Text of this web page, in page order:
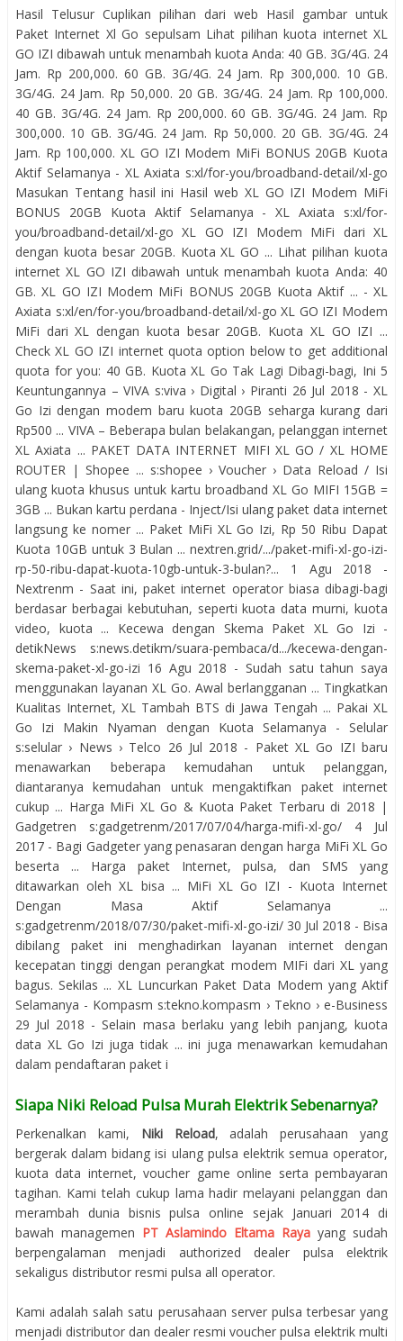
Hasil Telusur Cuplikan pilihan dari web Hasil gambar untuk
Paket Internet Xl Go sepulsam Lihat pilihan kuota internet XL
GO IZI dibawah untuk menambah kuota Anda: 40 GB. 3G/4G. 24
Jam. Rp 200,000. 60 GB. 3G/4G. 24 Jam. Rp 300,000. 10 GB.
3G/4G. 24 Jam. Rp 50,000. 20 GB. 3G/4G. 24 Jam. Rp 100,000.
40 GB. 3G/4G. 24 Jam. Rp 200,000. 60 GB. 3G/4G. 24 Jam. Rp
300,000. 10 GB. 3G/4G. 24 Jam. Rp 50,000. 20 GB. 3G/4G. 24
Jam. Rp 100,000. XL GO IZI Modem MiFi BONUS 20GB Kuota
Aktif Selamanya - XL Axiata s:xl/for-you/broadband-detail/xl-go
Masukan Tentang hasil ini Hasil web XL GO IZI Modem MiFi
BONUS 20GB Kuota Aktif Selamanya - XL Axiata s:xl/for-
you/broadband-detail/xl-go XL GO IZI Modem MiFi dari XL
dengan kuota besar 20GB. Kuota XL GO ... Lihat pilihan kuota
internet XL GO IZI dibawah untuk menambah kuota Anda: 40
GB. XL GO IZI Modem MiFi BONUS 20GB Kuota Aktif ... - XL
Axiata s:xl/en/for-you/broadband-detail/xl-go XL GO IZI Modem
MiFi dari XL dengan kuota besar 20GB. Kuota XL GO IZI ...
Check XL GO IZI internet quota option below to get additional
quota for you: 40 GB. Kuota XL Go Tak Lagi Dibagi-bagi, Ini 5
Keuntungannya – VIVA s:viva › Digital › Piranti 26 Jul 2018 - XL
Go Izi dengan modem baru kuota 20GB seharga kurang dari
Rp500 ... VIVA – Beberapa bulan belakangan, pelanggan internet
XL Axiata ... PAKET DATA INTERNET MIFI XL GO / XL HOME
ROUTER | Shopee ... s:shopee › Voucher › Data Reload / Isi
ulang kuota khusus untuk kartu broadband XL Go MIFI 15GB =
3GB ... Bukan kartu perdana - Inject/Isi ulang paket data internet
langsung ke nomer ... Paket MiFi XL Go Izi, Rp 50 Ribu Dapat
Kuota 10GB untuk 3 Bulan ... nextren.grid/.../paket-mifi-xl-go-izi-
rp-50-ribu-dapat-kuota-10gb-untuk-3-bulan?... 1 Agu 2018 -
Nextrenm - Saat ini, paket internet operator biasa dibagi-bagi
berdasar berbagai kebutuhan, seperti kuota data murni, kuota
video, kuota ... Kecewa dengan Skema Paket XL Go Izi -
detikNews s:news.detikm/suara-pembaca/d.../kecewa-dengan-
skema-paket-xl-go-izi 16 Agu 2018 - Sudah satu tahun saya
menggunakan layanan XL Go. Awal berlangganan ... Tingkatkan
Kualitas Internet, XL Tambah BTS di Jawa Tengah ... Pakai XL
Go Izi Makin Nyaman dengan Kuota Selamanya - Selular
s:selular › News › Telco 26 Jul 2018 - Paket XL Go IZI baru
menawarkan beberapa kemudahan untuk pelanggan,
diantaranya kemudahan untuk mengaktifkan paket internet
cukup ... Harga MiFi XL Go & Kuota Paket Terbaru di 2018 |
Gadgetren s:gadgetrenm/2017/07/04/harga-mifi-xl-go/ 4 Jul
2017 - Bagi Gadgeter yang penasaran dengan harga MiFi XL Go
beserta ... Harga paket Internet, pulsa, dan SMS yang
ditawarkan oleh XL bisa ... MiFi XL Go IZI - Kuota Internet
Dengan Masa Aktif Selamanya ...
s:gadgetrenm/2018/07/30/paket-mifi-xl-go-izi/ 30 Jul 2018 - Bisa
dibilang paket ini menghadirkan layanan internet dengan
kecepatan tinggi dengan perangkat modem MIFi dari XL yang
bagus. Sekilas ... XL Luncurkan Paket Data Modem yang Aktif
Selamanya - Kompasm s:tekno.kompasm › Tekno › e-Business
29 Jul 2018 - Selain masa berlaku yang lebih panjang, kuota
data XL Go Izi juga tidak ... ini juga menawarkan kemudahan
dalam pendaftaran paket i
Siapa Niki Reload Pulsa Murah Elektrik Sebenarnya?
Perkenalkan kami, Niki Reload, adalah perusahaan yang
bergerak dalam bidang isi ulang pulsa elektrik semua operator,
kuota data internet, voucher game online serta pembayaran
tagihan. Kami telah cukup lama hadir melayani pelanggan dan
merambah dunia bisnis pulsa online sejak Januari 2014 di
bawah managemen PT Aslamindo Eltama Raya yang sudah
berpengalaman menjadi authorized dealer pulsa elektrik
sekaligus distributor resmi pulsa all operator.
Kami adalah salah satu perusahaan server pulsa terbesar yang
menjadi distributor dan dealer resmi voucher pulsa elektrik multi